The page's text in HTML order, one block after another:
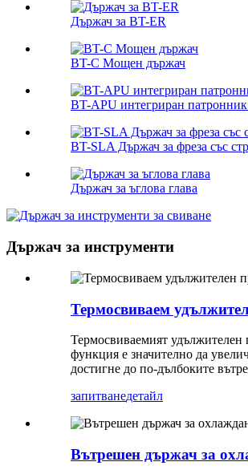
Държач за BT-ER
BT-C Мощен държач
BT-APU интегриран
BT-SLA Държач за фреза със
Държач за ъглова глава
Държач за инструменти
Термосвиваем
Термосвиваемият удължителен
функция е значително да
достигне до по-дълбоките
запитванедетайл
Вътрешен държач за